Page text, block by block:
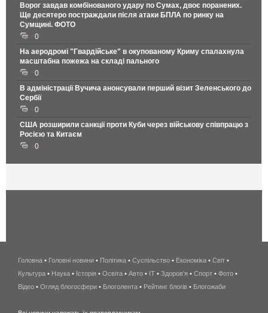
Ворог завдав комбінованого удару по Сумах, двоє поранених.
Ще десятеро постраждали після атаки БПЛА по ринку на
Сумщині. ФОТО
0
На аеродромі "Гвардійське" в окупованому Криму спалахнула
масштабна пожежа на складі пального
0
В адміністрації Вучича анонсували перший візит Зеленського до
Сербії
0
США розширили санкції проти Куби через військову співпрацю з
Росією та Китаєм
0
беспроводной
интернет
киев
Головна • Головні новини • Політика • Суспільство • Економіка • Світ •
Культура • Наука • Історія • Освіта • Авто • IT • Здоров'я • Спорт • Фото •
Відео • Огляд блогосфери • Блоголента • Рейтинг блогів • Блогожаби